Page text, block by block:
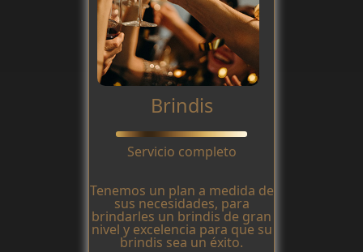
Brindis
Servicio completo
Tenemos un plan a medida de
sus necesidades, para
brindarles un brindis de gran
nivel y excelencia para que su
brindis sea un éxito.